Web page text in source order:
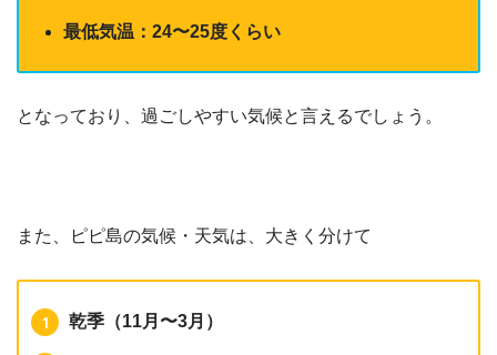
最低気温：24〜25度くらい
となっており、過ごしやすい気候と言えるでしょう。
また、ピピ島の気候・天気は、大きく分けて
乾季（11月〜3月）